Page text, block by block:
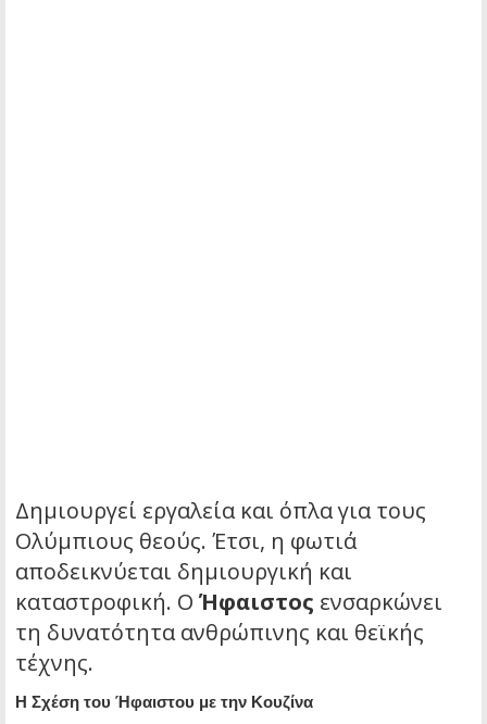
Δημιουργεί εργαλεία και όπλα για τους
Ολύμπιους θεούς. Έτσι, η φωτιά
αποδεικνύεται δημιουργική και
καταστροφική. Ο Ήφαιστος ενσαρκώνει
τη δυνατότητα ανθρώπινης και θεϊκής
τέχνης.
Η Σχέση του Ήφαιστου με την Κουζίνα